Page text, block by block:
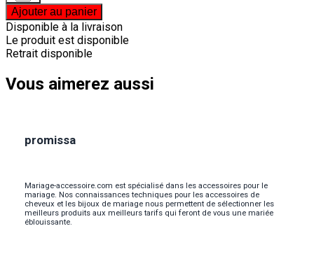
Ajouter au panier
Disponible à la livraison
Le produit est disponible
Retrait disponible
Vous aimerez aussi
promissa
Mariage-accessoire.com est spécialisé dans les accessoires pour le
mariage. Nos connaissances techniques pour les accessoires de
cheveux et les bijoux de mariage nous permettent de sélectionner les
meilleurs produits aux meilleurs tarifs qui feront de vous une mariée
éblouissante.